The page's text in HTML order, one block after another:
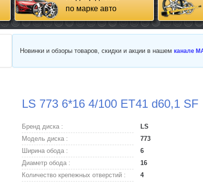
по марке авто
Новинки и обзоры товаров, скидки и акции в нашем канале
LS 773 6*16 4/100 ET41 d60,1 SF
Бренд диска :
LS
Модель диска :
773
Ширина обода :
6
Диаметр обода :
16
Количество крепежных отверстий :
4